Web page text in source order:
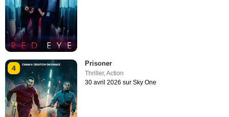
4
Prisoner
Thriller,Action
30 avril 2026 sur Sky One